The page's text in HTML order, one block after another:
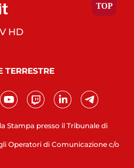
Stampa presso il Tribunale di
Operatori di Comunicazione c/o
HD